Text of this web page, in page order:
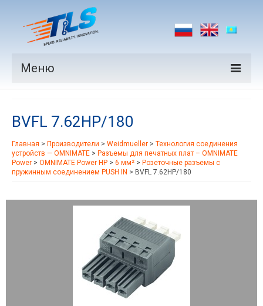
Меню
Производители
Рынки
Новости
BVFL 7.62HP/180
Главная > Производители > Weidmueller > Технология соединения
устройств — OMNIMATE > Разъемы для печатных плат – OMNIMATE
Power > OMNIMATE Power HP > 6 мм² > Розеточные разъемы с
пружинным соединением PUSH IN > BVFL 7.62HP/180